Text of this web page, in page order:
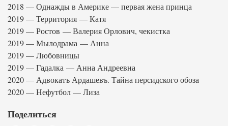
2018 — Однажды в Америке — первая жена принца
2019 — Территория — Катя
2019 — Ростов — Валерия Орлович, чекистка
2019 — Мылодрама — Анна
2019 — Любовницы
2019 — Гадалка — Анна Андреевна
2020 — Адвокатъ Ардашевъ. Тайна персидского обоза
2020 — Нефутбол — Лиза
Поделиться